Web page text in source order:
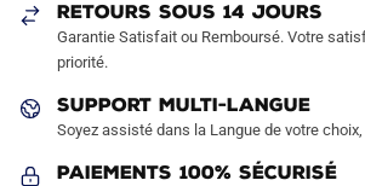
la
page
produit
RETOURS SOUS 14 JOURS
Garantie Satisfait ou Remboursé. Votre
priorité.
SUPPORT MULTI-LANGUE
Soyez assisté dans la Langue de votre
Paiements 100% Sécurisé